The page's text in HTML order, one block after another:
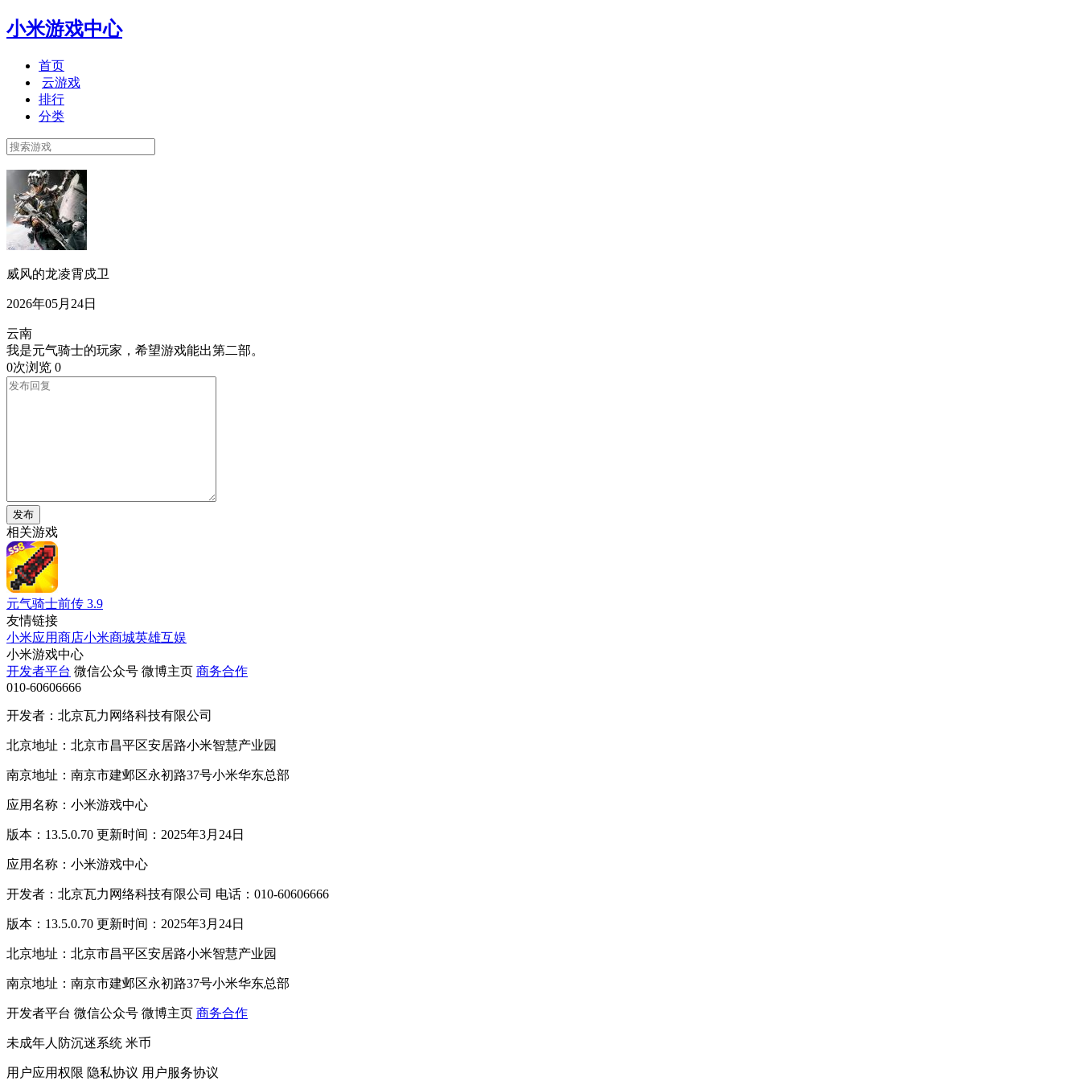
小米游戏中心
首页
云游戏
排行
分类
威风的龙凌霄戍卫
2026年05月24日
云南
我是元气骑士的玩家，希望游戏能出第二部。
0次浏览 0
发布
相关游戏
元气骑士前传 3.9
友情链接
小米应用商店小米商城英雄互娱
小米游戏中心
开发者平台 微信公众号 微博主页 商务合作
010-60606666
开发者：北京瓦力网络科技有限公司
北京地址：北京市昌平区安居路小米智慧产业园
南京地址：南京市建邺区永初路37号小米华东总部
应用名称：小米游戏中心
版本：13.5.0.70 更新时间：2025年3月24日
应用名称：小米游戏中心
开发者：北京瓦力网络科技有限公司 电话：010-60606666
版本：13.5.0.70 更新时间：2025年3月24日
北京地址：北京市昌平区安居路小米智慧产业园
南京地址：南京市建邺区永初路37号小米华东总部
开发者平台 微信公众号 微博主页 商务合作
未成年人防沉迷系统 米币
用户应用权限 隐私协议 用户服务协议